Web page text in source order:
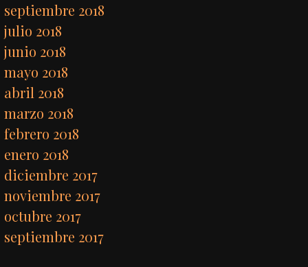
septiembre 2018
julio 2018
junio 2018
mayo 2018
abril 2018
marzo 2018
febrero 2018
enero 2018
diciembre 2017
noviembre 2017
octubre 2017
septiembre 2017